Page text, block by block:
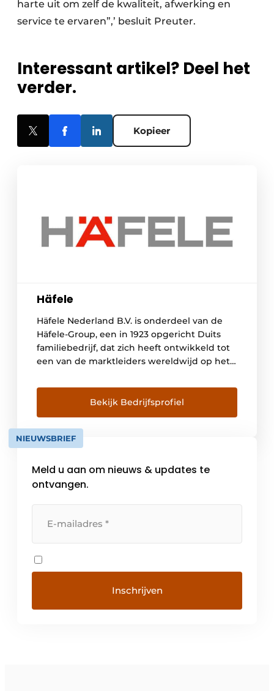
harte uit om zelf de kwaliteit, afwerking en
service te ervaren”,’ besluit Preuter.
Interessant artikel? Deel het
verder.
Kopieer
Häfele
Häfele Nederland B.V. is onderdeel van de
Häfele-Group, een in 1923 opgericht Duits
familiebedrijf, dat zich heeft ontwikkeld tot
een van de marktleiders wereldwijd op het
Wereldwijd staan we voor je klaar met meer
dan 8.100 medewerkers in meer dan 150
landen en 38 dochterondernemingen.
Häfele Nederland B.V., gevestigd in […]
Bekijk Bedrijfsprofiel
NIEUWSBRIEF
Meld u aan om nieuws & updates te
ontvangen.